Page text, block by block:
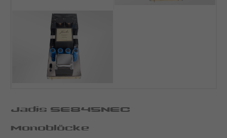
Jadis SE845NEC
Monoblöcke